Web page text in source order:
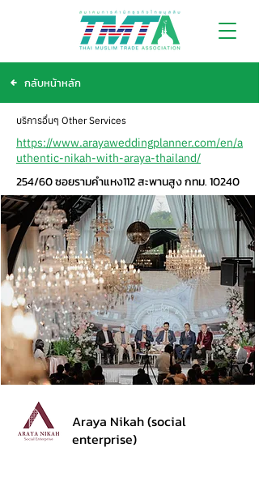
กลับหน้าหลัก
บริการอื่นๆ Other Services
https://www.arayaweddingplanner.com/en/a
uthentic-nikah-with-araya-thailand/
254/60 ซอยรามคำแหง112 สะพานสูง กทม. 10240
Araya Nikah (social
enterprise)